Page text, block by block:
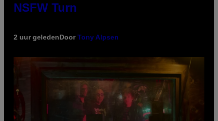
NSFW Turn
2 uur geledenDoorTony Alpsen